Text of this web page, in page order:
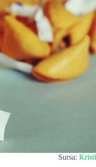
Sursa: Kristi